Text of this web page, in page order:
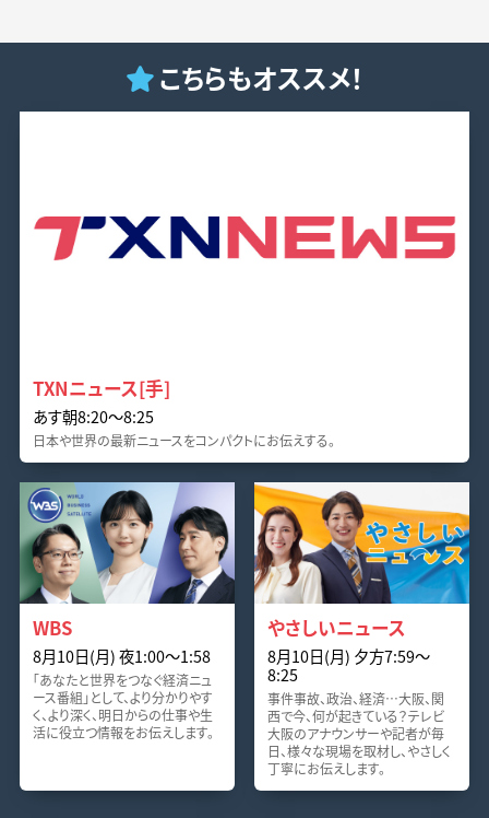
こちらもオススメ！
TXNニュース[手]
あす朝8:20〜8:25
日本や世界の最新ニュースをコンパクトにお伝えする。
WBS
8月10日(月) 夜1:00〜1:58
「あなたと世界をつなぐ経済ニュ
ース番組」として、より分かりやす
く、より深く、明日からの仕事や生
活に役立つ情報をお伝えします。
やさしいニュース
8月10日(月) 夕方7:59〜
8:25
事件事故、政治、経済…大阪、関
西で今、何が起きている？テレビ
大阪のアナウンサーや記者が毎
日、様々な現場を取材し、やさしく
丁寧にお伝えします。